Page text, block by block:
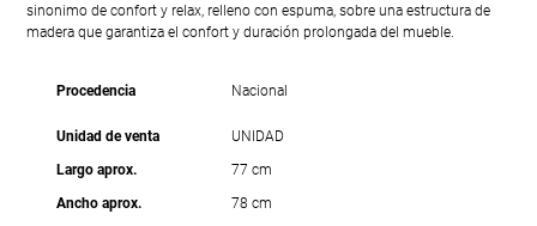
sinonimo de confort y relax, relleno con espuma, sobre una estructura de
madera que garantiza el confort y duración prolongada del mueble.
Procedencia Nacional
Unidad de venta
UNIDAD
Largo aprox.
77 cm
Ancho aprox.
78 cm